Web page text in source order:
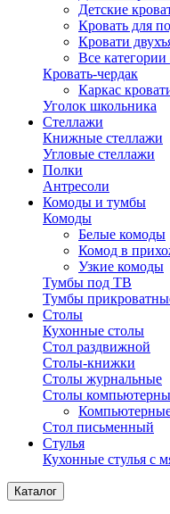
Детские
Кровать для
Кровати
Все категории
Кровать-чердак
Каркас
Уголок школьника
Стеллажи
Книжные стеллажи
Угловые стеллажи
Полки
Антресоли
Комоды и тумбы
Комоды
Белые комоды
Комод в
Узкие комоды
Тумбы под ТВ
Тумбы
Столы
Кухонные столы
Стол раздвижной
Столы-книжки
Столы журнальные
Столы
Стол письменный
Стулья
Кухонные стулья с
Каталог